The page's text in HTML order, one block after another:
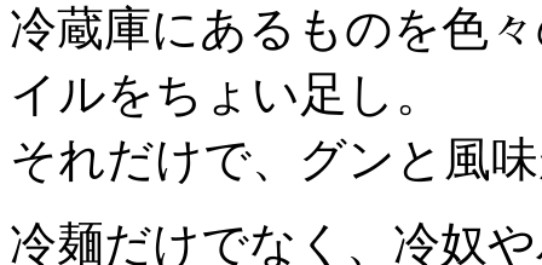
冷蔵庫にあるものを色
イルをちょい足し。
それだけで、グンと風
冷麺だけでなく、冷奴